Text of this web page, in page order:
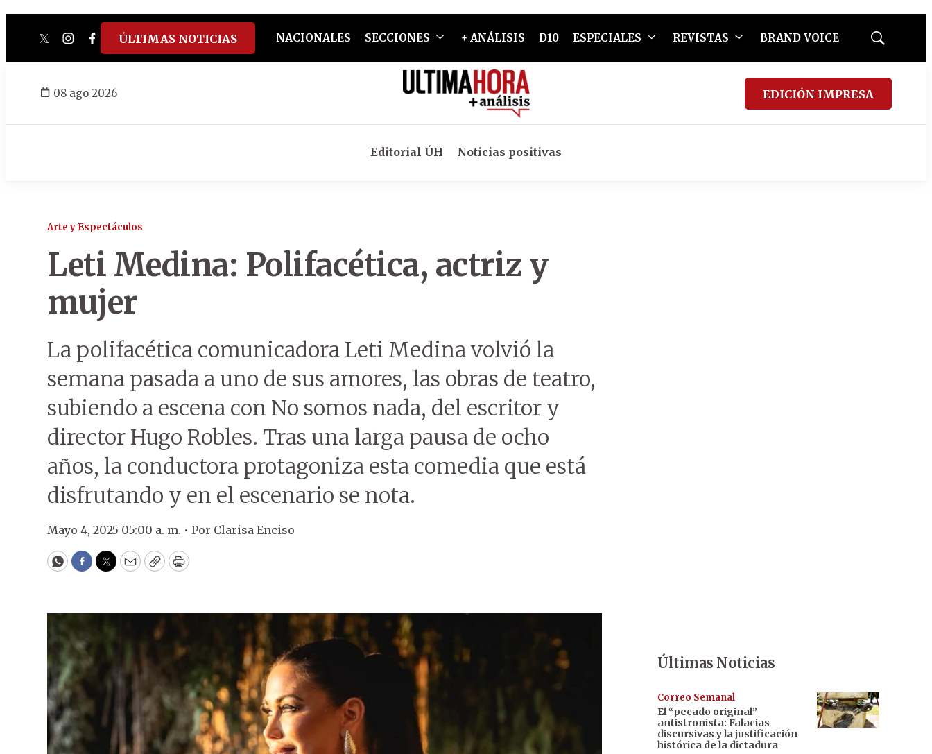
twitterinstagram
facebook
tiktokyoutube
spotify
ÚLTIMAS NOTICIAS NACIONALES SECCIONES + ANÁLISIS D10 ESPECIALES REVISTAS BRAND VOICE
Mostrar
08 ago 2026 EDICIÓN IMPRESA
Editorial ÚH Noticias positivas
Arte y Espectáculos
Leti Medina: Polifacética, actriz y
mujer
La polifacética comunicadora Leti Medina volvió la
semana pasada a uno de sus amores, las obras de teatro,
subiendo a escena con No somos nada, del escritor y
director Hugo Robles. Tras una larga pausa de ocho
años, la conductora protagoniza esta comedia que está
disfrutando y en el escenario se nota.
Mayo 4, 2025 05:00 a. m. • Por Clarisa Enciso
WhatsApp
Facebook
Twitter
EmailCopyPrint
Últimas Noticias
Correo Semanal
El “pecado original”
antistronista: Falacias
discursivas y la justificación
histórica de la dictadura